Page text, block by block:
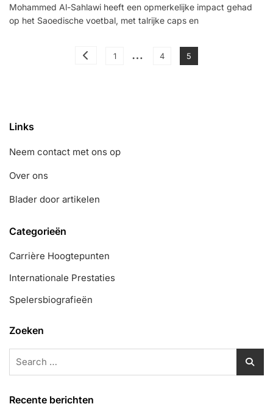
Al-
Mohammed Al-Sahlawi heeft een opmerkelijke impact gehad
op het Saoedische voetbal, met talrijke caps en
Posts
pagination
Page
1 … Page
4 Page
5
Links
Neem contact met ons op
Over ons
Blader door artikelen
Categorieën
Carrière Hoogtepunten
Internationale Prestaties
Spelersbiografieën
Zoeken
Recente berichten